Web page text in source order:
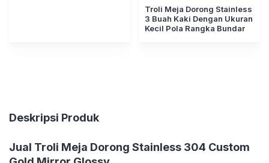
Troli Meja Dorong Stainless
3 Buah Kaki Dengan Ukuran
Kecil Pola Rangka Bundar
Deskripsi Produk
Jual Troli Meja Dorong Stainless 304 Custom